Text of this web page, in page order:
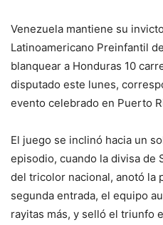
Venezuela mantiene su
Latinoamericano Preinfantil
blanquear a Honduras 10
disputado este lunes,
evento celebrado en Puerto
El juego se inclinó hacia un
episodio, cuando la divisa de
del tricolor nacional, anotó la
segunda entrada, el equipo
rayitas más, y selló el triunfo